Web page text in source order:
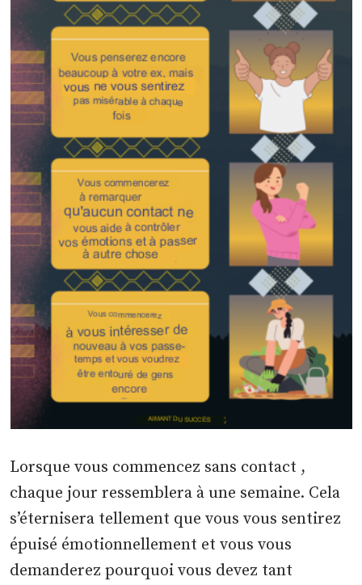
Lorsque vous commencez sans contact ,
chaque jour ressemblera à une semaine. Cela
s’éternisera tellement que vous vous sentirez
épuisé émotionnellement et vous vous
demanderez pourquoi vous devez tant